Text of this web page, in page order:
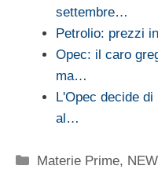
settembre…
Petrolio: prezzi
Opec: il caro
ma…
L'Opec decide
al…
Categorie
Materie Prime,